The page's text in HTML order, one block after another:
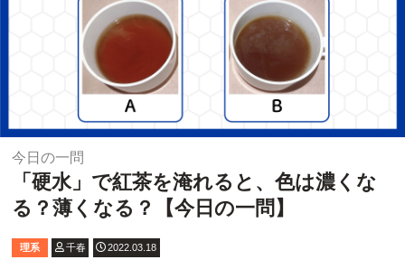
今日の一問
「硬水」で紅茶を淹れると、色は濃くな
る？薄くなる？【今日の一問】
理系 千春 2022.03.18